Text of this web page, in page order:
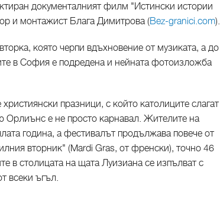
документалният филм "Истински истории
и монтажист Блага Димитрова (Bez-granici.com).
която черпи вдъхновение от музиката, а до
в София е подредена и нейната фотоизложба
празници, с който католиците слагат
Орлиънс е не просто карнавал. Жителите на
година, а фестивалът продължава повече от
вторник" (Mardi Gras, oт френски), точно 46
в столицата на щата Луизиана се изпълват с
всеки ъгъл.